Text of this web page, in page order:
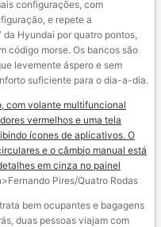
configurações, com
e repete a
da Hyundai por quatro pontos,
código morse. Os bancos são
levemente áspero e sem
suficiente para o dia-a-dia.
Fernando Pires/Quatro Rodas
bem ocupantes e bagagens
duas pessoas viajam com